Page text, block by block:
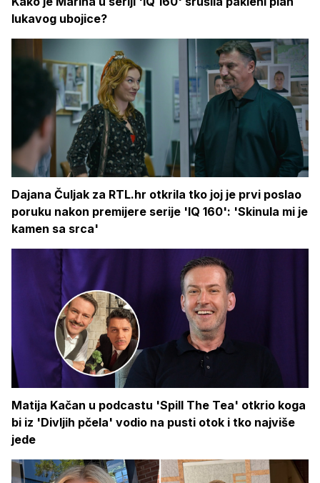
lukavog ubojice?
Dajana Čuljak za RTL.hr otkrila tko joj je prvi poslao
poruku nakon premijere serije 'IQ 160': 'Skinula mi je
kamen sa srca'
Matija Kačan u podcastu 'Spill The Tea' otkrio koga
bi iz 'Divljih pčela' vodio na pusti otok i tko najviše
jede